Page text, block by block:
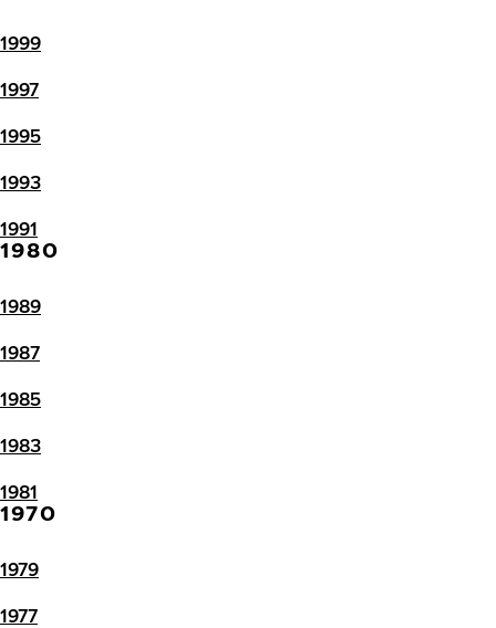
1999
1997
1995
1993
1991
1980
1989
1987
1985
1983
1981
1970
1979
1977